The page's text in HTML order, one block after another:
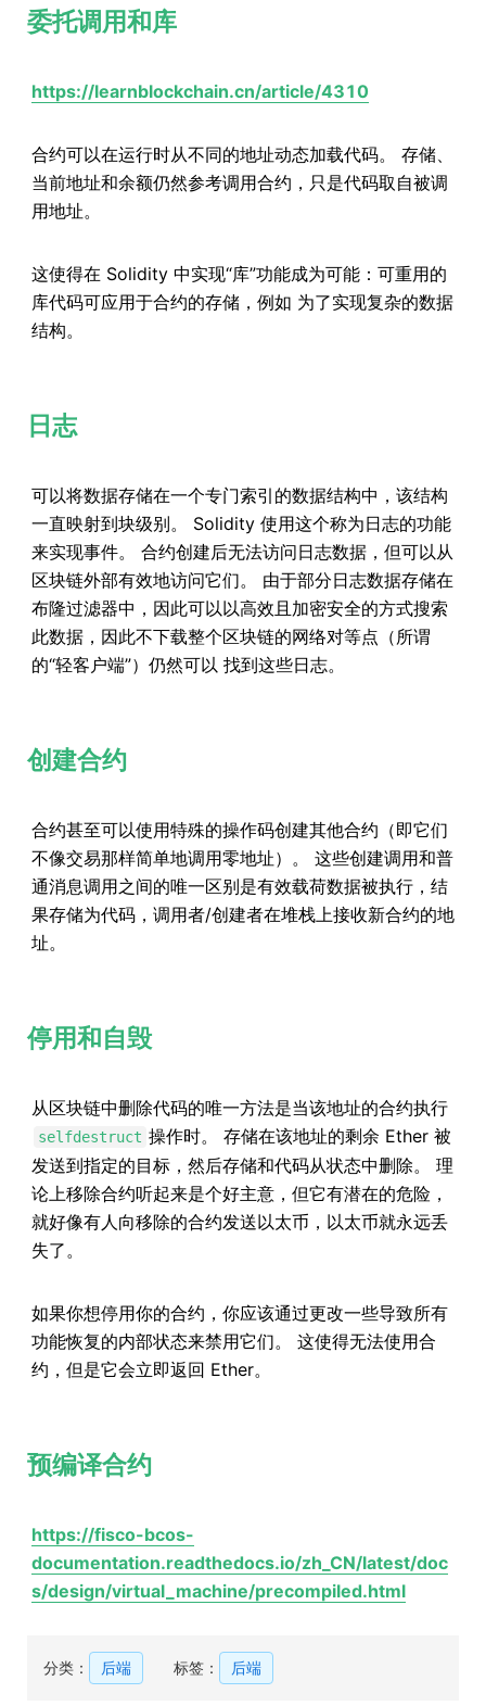
委托调用和库
https://learnblockchain.cn/article/4310
合约可以在运行时从不同的地址动态加载代码。 存储、
当前地址和余额仍然参考调用合约，只是代码取自被调
用地址。
这使得在 Solidity 中实现“库”功能成为可能：可重用的
库代码可应用于合约的存储，例如 为了实现复杂的数据
结构。
日志
可以将数据存储在一个专门索引的数据结构中，该结构
一直映射到块级别。 Solidity 使用这个称为日志的功能
来实现事件。 合约创建后无法访问日志数据，但可以从
区块链外部有效地访问它们。 由于部分日志数据存储在
布隆过滤器中，因此可以以高效且加密安全的方式搜索
此数据，因此不下载整个区块链的网络对等点（所谓
的“轻客户端”）仍然可以 找到这些日志。
创建合约
合约甚至可以使用特殊的操作码创建其他合约（即它们
不像交易那样简单地调用零地址）。 这些创建调用和普
通消息调用之间的唯一区别是有效载荷数据被执行，结
果存储为代码，调用者/创建者在堆栈上接收新合约的地
址。
停用和自毁
从区块链中删除代码的唯一方法是当该地址的合约执行
selfdestruct 操作时。 存储在该地址的剩余 Ether 被
发送到指定的目标，然后存储和代码从状态中删除。 理
论上移除合约听起来是个好主意，但它有潜在的危险，
就好像有人向移除的合约发送以太币，以太币就永远丢
失了。
如果你想停用你的合约，你应该通过更改一些导致所有
功能恢复的内部状态来禁用它们。 这使得无法使用合
约，但是它会立即返回 Ether。
预编译合约
https://fisco-bcos-
documentation.readthedocs.io/zh_CN/latest/doc
s/design/virtual_machine/precompiled.html
分类： 后端 标签： 后端